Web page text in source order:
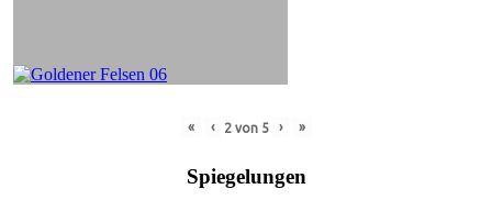
« ‹ 2von 5 › »
Spiegelungen